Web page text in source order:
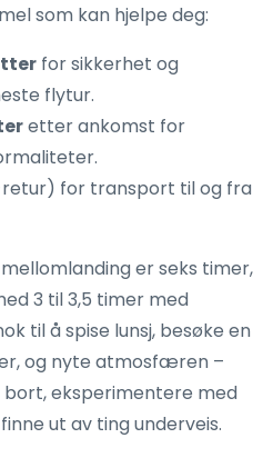
som kan hjelpe deg:
for sikkerhet og
flytur.
etter ankomst for
for transport til og fra
er seks timer,
3 til 3,5 timer med
til å spise lunsj, besøke en
og nyte atmosfæren –
bort, eksperimentere med
ut av ting underveis.